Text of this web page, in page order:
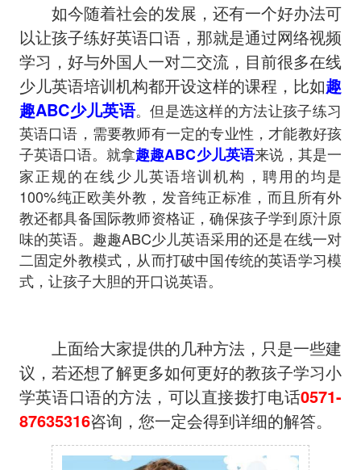
如今随着社会的发展，还有一个好办法可
以让孩子练好英语口语，那就是通过网络视频
学习，好与外国人一对二交流，目前很多在线
少儿英语培训机构都开设这样的课程，比如趣
趣ABC少儿英语。但是选这样的方法让孩子练习
英语口语，需要教师有一定的专业性，才能教好孩
子英语口语。就拿趣趣ABC少儿英语来说，其是一
家正规的在线少儿英语培训机构，聘用的均是
100%纯正欧美外教，发音纯正标准，而且所有外
教还都具备国际教师资格证，确保孩子学到原汁原
味的英语。趣趣ABC少儿英语采用的还是在线一对
二固定外教模式，从而打破中国传统的英语学习模
式，让孩子大胆的开口说英语。
上面给大家提供的几种方法，只是一些建
议，若还想了解更多如何更好的教孩子学习小
学英语口语的方法，可以直接拨打电话0571-
87635316咨询，您一定会得到详细的解答。